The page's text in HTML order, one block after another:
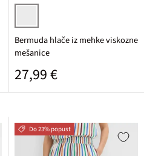
mat kamelja/temno rjava
Bermuda hlače iz mehke viskozne
mešanice
Običajna cena
27,99 €
Do 23% popust